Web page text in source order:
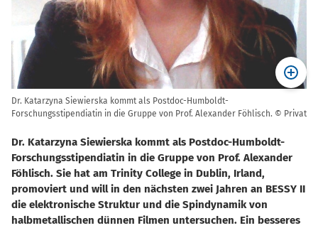
Dr. Katarzyna Siewierska kommt als Postdoc-Humboldt-
Forschungsstipendiatin in die Gruppe von Prof. Alexander Föhlisch. © Privat
Dr. Katarzyna Siewierska kommt als Postdoc-Humboldt-
Forschungsstipendiatin in die Gruppe von Prof. Alexander
Föhlisch. Sie hat am Trinity College in Dublin, Irland,
promoviert und will in den nächsten zwei Jahren an BESSY II
die elektronische Struktur und die Spindynamik von
halbmetallischen dünnen Filmen untersuchen. Ein besseres